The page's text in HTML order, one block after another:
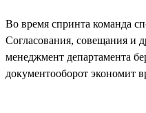
Во время спринта команда
Согласования, совещания и
менеджмент департамента
документооборот экономит